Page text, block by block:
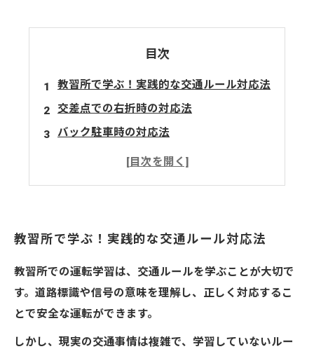
目次
教習所で学ぶ！実践的な交通ルール対応法
交差点での右折時の対応法
バック駐車時の対応法
交通事故発生時の対応法
教習所で学ぶ！実践的な交通ルール対応法
教習所での運転学習は、交通ルールを学ぶことが大切で
す。道路標識や信号の意味を理解し、正しく対応するこ
とで安全な運転ができます。
しかし、現実の交通事情は複雑で、学習していないルー